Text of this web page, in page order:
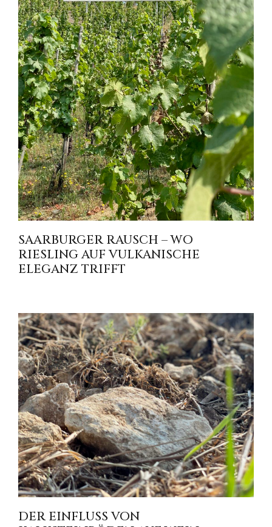
SAARBURGER RAUSCH – WO
RIESLING AUF VULKANISCHE
ELEGANZ TRIFFT
DER EINFLUSS VON